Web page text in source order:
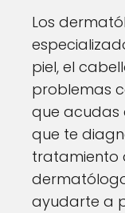
Los
piel, el
problemas
que
que te
tratamiento
ayudarte a